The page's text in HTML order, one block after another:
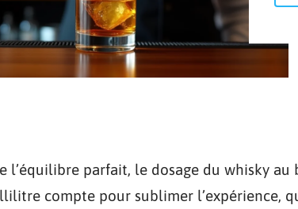
l’équilibre parfait, le dosage du whisky au
compte pour sublimer l’expérience,